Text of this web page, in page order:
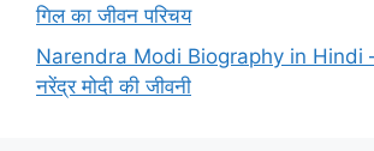
गिल का जीवन परिचय
Narendra Modi Biography in Hindi –
नरेंद्र मोदी की जीवनी